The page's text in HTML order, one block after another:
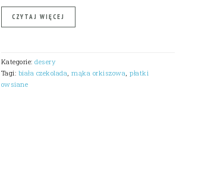
CZYTAJ WIĘCEJ
Kategorie:desery
Tagi: biała czekolada,mąka orkiszowa,płatki
owsiane